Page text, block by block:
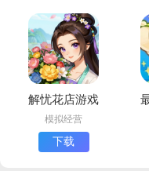
解忧花店游戏
中文版下载
模拟经营
下载